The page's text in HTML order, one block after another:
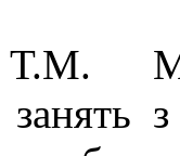
Т.М.